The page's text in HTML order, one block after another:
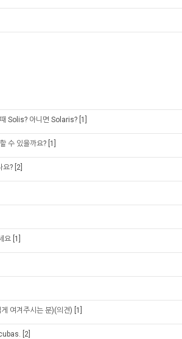
Solis? 아니면 Solaris? [1]
수 있을까요? [1]
요? [2]
요 [1]
여겨주시는 분)(의견) [1]
[2]